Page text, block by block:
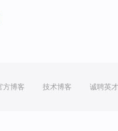
方博客 技术博客 诚聘英才